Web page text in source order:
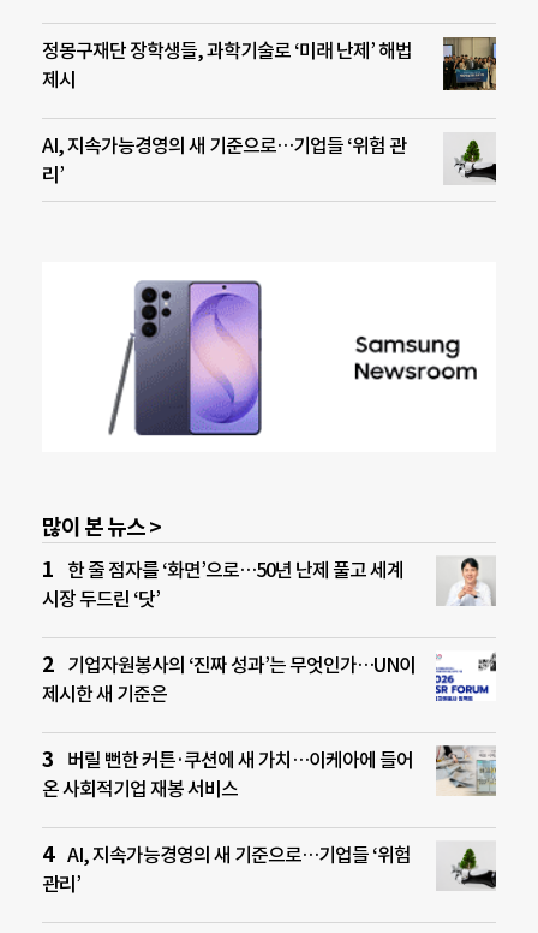
정몽구재단 장학생들, 과학기술로 ‘미래 난제’ 해법
제시
AI, 지속가능경영의 새 기준으로…기업들 ‘위험 관
리’
많이 본 뉴스 >
한 줄 점자를 ‘화면’으로…50년 난제 풀고 세계
시장 두드린 ‘닷’
기업자원봉사의 ‘진짜 성과’는 무엇인가…UN이
제시한 새 기준은
버릴 뻔한 커튼·쿠션에 새 가치…이케아에 들어
온 사회적기업 재봉 서비스
AI, 지속가능경영의 새 기준으로…기업들 ‘위험
관리’